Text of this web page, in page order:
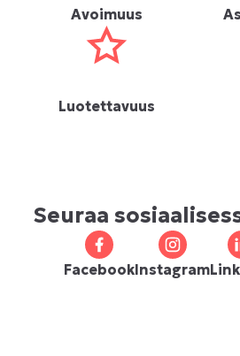
Avoimuus
Luotettavuus
Seuraa
FacebookInstagram